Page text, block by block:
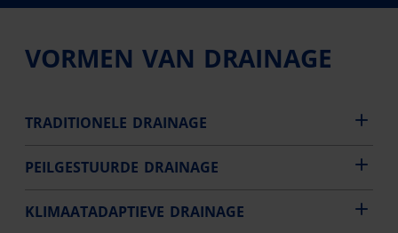
VORMEN VAN DRAINAGE
TRADITIONELE DRAINAGE
PEILGESTUURDE DRAINAGE
KLIMAATADAPTIEVE DRAINAGE